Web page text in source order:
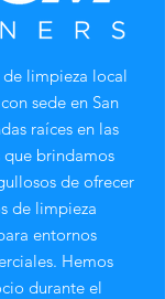
de limpieza local
sede en San
raíces en las
brindamos
de ofrecer
de limpieza
entornos
Hemos
durante el